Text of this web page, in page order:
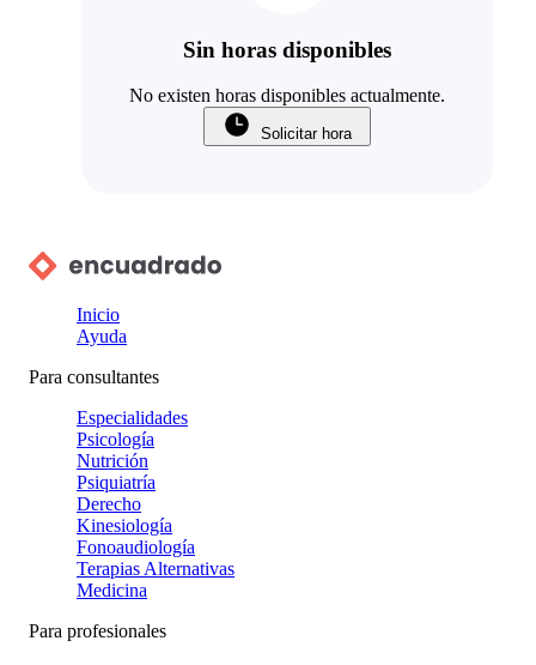
Sin horas disponibles
No existen horas disponibles actualmente.
Solicitar hora
Inicio
Ayuda
Para consultantes
Especialidades
Psicología
Nutrición
Psiquiatría
Derecho
Kinesiología
Fonoaudiología
Terapias Alternativas
Medicina
Para profesionales